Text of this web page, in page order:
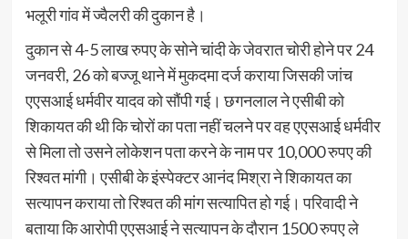
भलूरी गांव में ज्वैलरी की दुकान है।
दुकान से 4-5 लाख रुपए के सोने चांदी के जेवरात चोरी होने पर 24
जनवरी, 26 को बज्जू थाने में मुकदमा दर्ज कराया जिसकी जांच
एएसआई धर्मवीर यादव को सौंपी गई। छगनलाल ने एसीबी को
शिकायत की थी कि चोरों का पता नहीं चलने पर वह एएसआई धर्मवीर
से मिला तो उसने लोकेशन पता करने के नाम पर 10,000 रुपए की
रिश्वत मांगी। एसीबी के इंस्पेक्टर आनंद मिश्रा ने शिकायत का
सत्यापन कराया तो रिश्वत की मांग सत्यापित हो गई। परिवादी ने
बताया कि आरोपी एएसआई ने सत्यापन के दौरान 1500 रुपए ले